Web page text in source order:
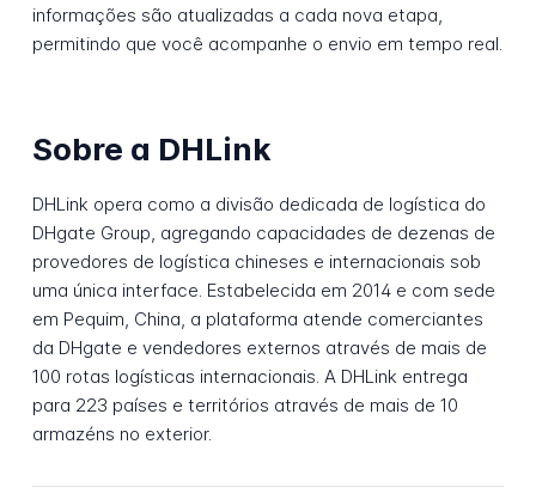
informações são atualizadas a cada nova etapa,
permitindo que você acompanhe o envio em tempo real.
Sobre a DHLink
DHLink opera como a divisão dedicada de logística do
DHgate Group, agregando capacidades de dezenas de
provedores de logística chineses e internacionais sob
uma única interface. Estabelecida em 2014 e com sede
em Pequim, China, a plataforma atende comerciantes
da DHgate e vendedores externos através de mais de
100 rotas logísticas internacionais. A DHLink entrega
para 223 países e territórios através de mais de 10
armazéns no exterior.